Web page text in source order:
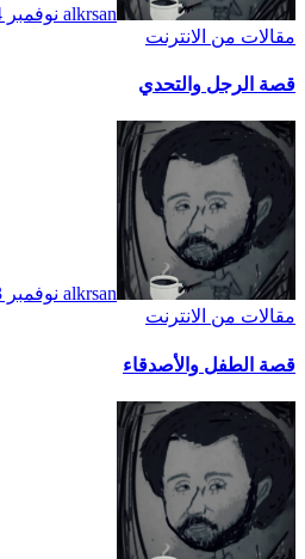
alkrsan نوفمبر 14, 2025
مقالات من الانترنت
قصة الرجل والتحدي
alkrsan نوفمبر 13, 2025
مقالات من الانترنت
قصة الطفل والأصدقاء